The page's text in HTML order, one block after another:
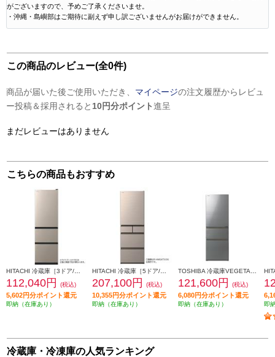
がございますので、予めご了承くださいませ。
・沖縄・島嶼部はご期待に副えず申し訳ございませんがお届けができません。
この商品のレビュー(全0件)
商品が届いた後ご使用いただき、 マイページの注文履歴からレビュ
ー投稿＆採用されると 10円分ポイント進呈
まだレビューはありません
こちらの商品もおすすめ
112,040円 (税込)
5,602円分ポイント還元
即納（在庫あり）
207,100円 (税込)
10,355円分ポイント還元
即納（在庫あり）
121,600円 (税込)
6,080円分ポイント還元
即納（在庫あり） 即
冷蔵庫・冷凍庫の人気ランキング